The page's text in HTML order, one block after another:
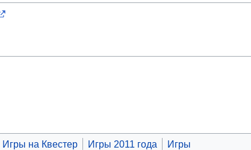
Игры на Квестер Игры 2011 года Игры